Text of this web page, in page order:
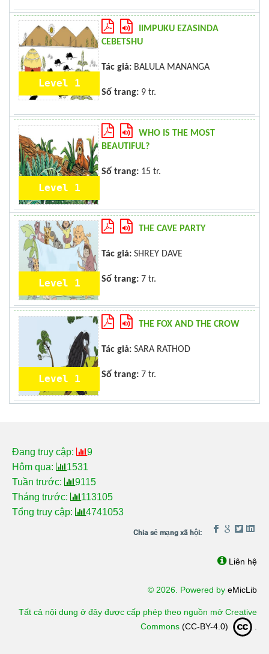
Level 1
IIMPUKU EZASINDA
CEBETSHU
Tác giả: BALULA MANANGA
Số trang: 9 tr.
Level 1
WHO IS THE MOST
BEAUTIFUL?
Số trang: 15 tr.
Level 1
THE CAVE PARTY
Tác giả: SHREY DAVE
Số trang: 7 tr.
Level 1
THE FOX AND THE CROW
Tác giả: SARA RATHOD
Số trang: 7 tr.
Đang truy cập:
9
Hôm qua:
1531
Tuần trước:
9115
Tháng trước:
113105
Tổng truy cập:
4741053
Liên hệ
© 2026. Powered by eMicLib
Tất cả nội dung ở đây được cấp phép theo nguồn mở Creative
Commons (CC-BY-4.0)